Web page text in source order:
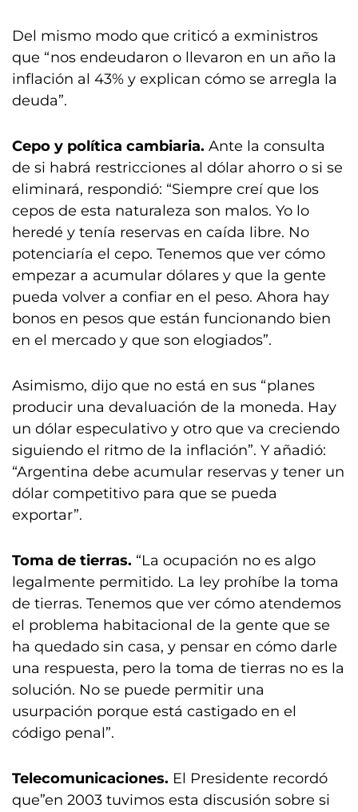
Del mismo modo que criticó a exministros
que “nos endeudaron o llevaron en un año la
inflación al 43% y explican cómo se arregla la
deuda”.
Cepo y política cambiaria. Ante la consulta
de si habrá restricciones al dólar ahorro o si se
eliminará, respondió: “Siempre creí que los
cepos de esta naturaleza son malos. Yo lo
heredé y tenía reservas en caída libre. No
potenciaría el cepo. Tenemos que ver cómo
empezar a acumular dólares y que la gente
pueda volver a confiar en el peso. Ahora hay
bonos en pesos que están funcionando bien
en el mercado y que son elogiados”.
Asimismo, dijo que no está en sus “planes
producir una devaluación de la moneda. Hay
un dólar especulativo y otro que va creciendo
siguiendo el ritmo de la inflación”. Y añadió:
“Argentina debe acumular reservas y tener un
dólar competitivo para que se pueda
exportar”.
Toma de tierras. “La ocupación no es algo
legalmente permitido. La ley prohíbe la toma
de tierras. Tenemos que ver cómo atendemos
el problema habitacional de la gente que se
ha quedado sin casa, y pensar en cómo darle
una respuesta, pero la toma de tierras no es la
solución. No se puede permitir una
usurpación porque está castigado en el
código penal”.
Telecomunicaciones. El Presidente recordó
que”en 2003 tuvimos esta discusión sobre si